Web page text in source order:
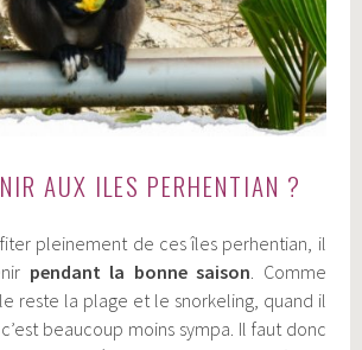
AUX ILES PERHENTIAN ?
pleinement de ces îles perhentian, il
pendant la bonne saison. Comme
reste la plage et le snorkeling, quand il
beaucoup moins sympa. Il faut donc